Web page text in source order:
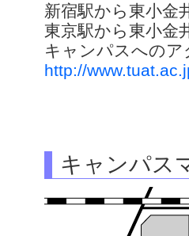
新宿駅から東小金
東京駅から東小金
キャンパスへのア
http://
キャンパス